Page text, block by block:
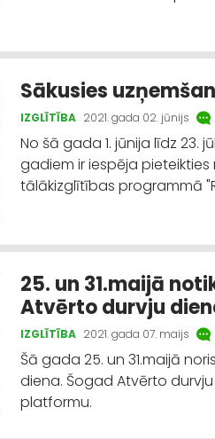
Sākusies
IZGLĪTĪBA 2021. gada 02. jūnijs
No šā gada 1. jūnija līdz 23.
gadiem ir iespēja
tālākizglītības programmā
25. un 31.maijā
Atvērto durvju
IZGLĪTĪBA 2021. gada 07. maijs
Šā gada 25. un 31.maijā
diena. Šogad Atvērto
platformu.